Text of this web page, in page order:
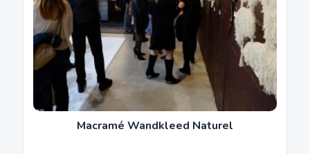
Macramé Wandkleed Naturel